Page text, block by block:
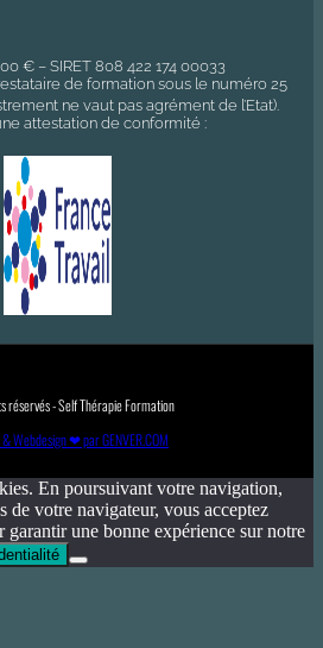
€ – SIRET 808 422 174 00033
de formation sous le numéro 25
ne vaut pas agrément de l’Etat).
attestation de conformité :
réservés - Self Thérapie Formation
Webdesign ❤ par GENVER.COM
En poursuivant votre navigation,
de votre navigateur, vous acceptez
une bonne expérience sur notre